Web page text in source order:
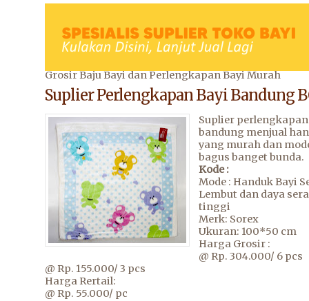
Grosir Baju Bayi dan Perlengkapan Bayi Murah
Suplier Perlengkapan Bayi Bandung
Suplier
bandung menjual
yang murah dan
bagus banget bunda.
Kode :
Mode : Handuk Bayi
Lembut dan daya
tinggi
Merk: Sorex
Ukuran: 100*50 cm
Harga Grosir :
@ Rp. 304.000/ 6 pcs
@ Rp. 155.000/ 3 pcs
Harga Rertail:
@ Rp. 55.000/ pc